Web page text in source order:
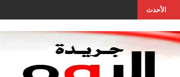
الأحدث